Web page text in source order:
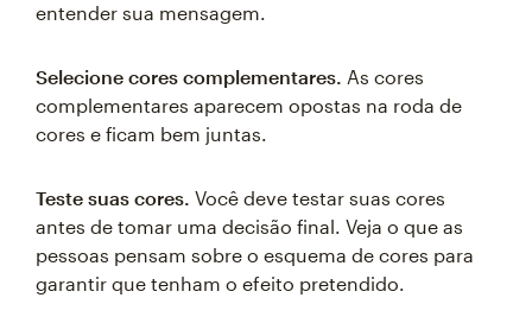
entender sua mensagem.
Selecione cores complementares. As cores
complementares aparecem opostas na roda de
cores e ficam bem juntas.
Teste suas cores. Você deve testar suas cores
antes de tomar uma decisão final. Veja o que as
pessoas pensam sobre o esquema de cores para
garantir que tenham o efeito pretendido.